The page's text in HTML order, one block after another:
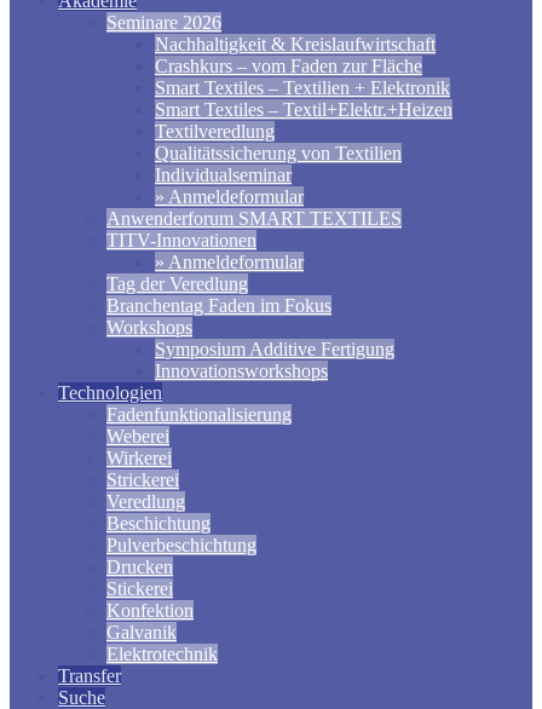
Seminare 2026
Nachhaltigkeit & Kreislaufwirtschaft
Crashkurs – vom Faden zur Fläche
Smart Textiles – Textilien + Elektronik
Smart Textiles – Textil+Elektr.+Heizen
Textilveredlung
Qualitätssicherung von Textilien
Individualseminar
» Anmeldeformular
Anwenderforum SMART TEXTILES
TITV-Innovationen
» Anmeldeformular
Tag der Veredlung
Branchentag Faden im Fokus
Workshops
Symposium Additive Fertigung
Innovationsworkshops
Technologien
Fadenfunktionalisierung
Weberei
Wirkerei
Strickerei
Veredlung
Beschichtung
Pulverbeschichtung
Drucken
Stickerei
Konfektion
Galvanik
Elektrotechnik
Transfer
Suche